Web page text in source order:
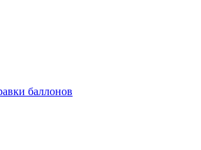
баллонов